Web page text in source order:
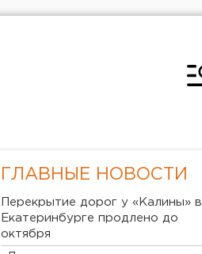
ГЛАВНЫЕ НОВОСТИ
Перекрытие дорог у «Калины» в
Екатеринбурге продлено до
октября